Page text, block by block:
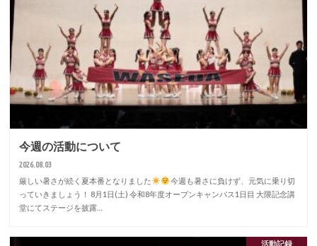
今週の活動について
2026.08.03
厳しい暑さが続く夏本番となりました
今週も暑さに負けず、元気に乗り切
っていきましょう！ 8月1日(土) 令和8年度オープンキャンパス1日目 大隈記念講
堂にてステージを披露…
活動記録